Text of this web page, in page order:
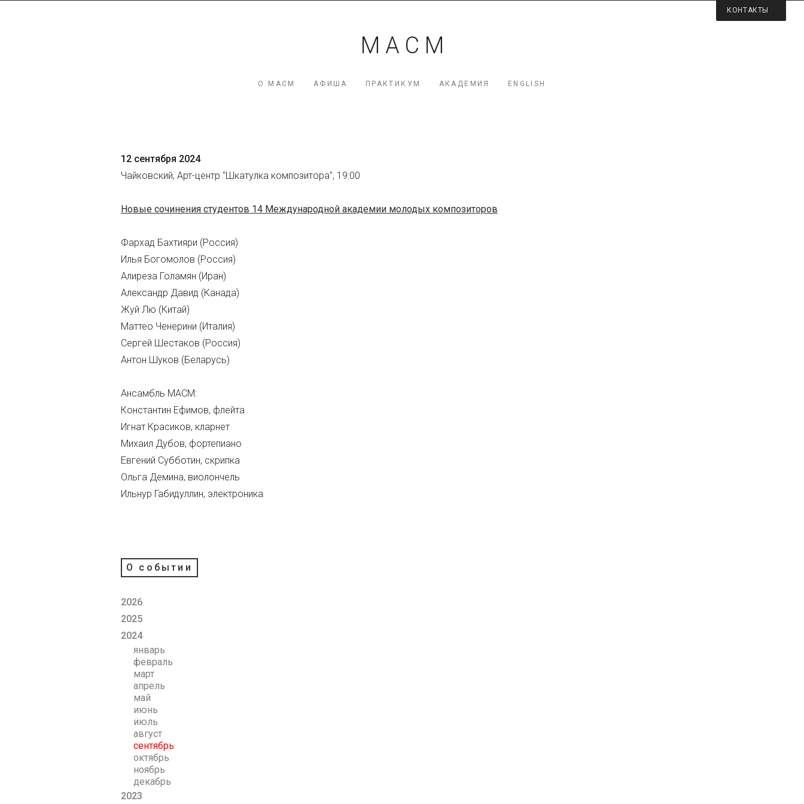
Мы на карте
КОНТАКТЫ
М А С М
О МАСМ АФИША ПРАКТИКУМ АКАДЕМИЯ ENGLISH
12 сентября 2024
Чайковский, Арт-центр "Шкатулка композитора", 19:00
Новые сочинения студентов 14 Международной академии молодых композиторов
Фархад Бахтияри (Россия)
Илья Богомолов (Россия)
Алиреза Голамян (Иран)
Александр Давид (Канада)
Жуй Лю (Китай)
Маттео Ченерини (Италия)
Сергей Шестаков (Россия)
Антон Шуков (Беларусь)
Ансамбль МАСМ:
Константин Ефимов, флейта
Игнат Красиков, кларнет
Михаил Дубов, фортепиано
Евгений Субботин, скрипка
Ольга Демина, виолончель
Ильнур Габидуллин, электроника
О событии
2026
2025
2024
январь
февраль
март
апрель
май
июнь
июль
август
сентябрь
октябрь
ноябрь
декабрь
2023